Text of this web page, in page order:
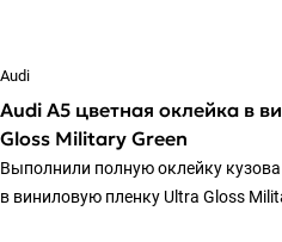
Audi
Audi A5 цветная оклейка в
Gloss Military Green
Выполнили полную оклейку
в виниловую пленку Ultra Gloss